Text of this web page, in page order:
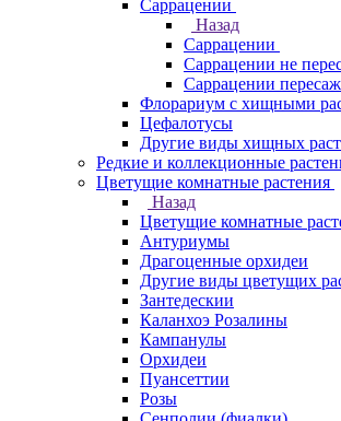
Саррацении
Назад
Саррацении
Саррацении не
Саррацении
Флорариум с хищными
Цефалотусы
Другие виды хищных
Редкие и коллекционные
Цветущие комнатные растения
Назад
Цветущие комнатные
Антуриумы
Драгоценные орхидеи
Другие виды цветущих
Зантедескии
Каланхоэ Розалины
Кампанулы
Орхидеи
Пуансеттии
Розы